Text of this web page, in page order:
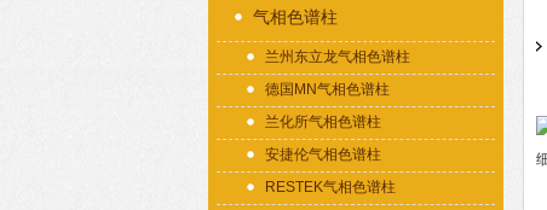
气相色谱柱
兰州东立龙气相色谱柱
德国MN气相色谱柱
兰化所气相色谱柱
安捷伦气相色谱柱
RESTEK气相色谱柱